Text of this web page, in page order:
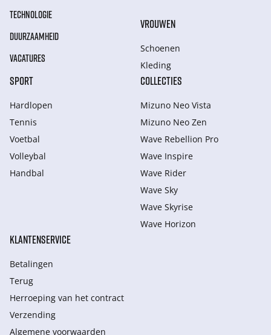
TECHNOLOGIE
DUURZAAMHEID
VACATURES
VROUWEN
Schoenen
Kleding
SPORT
Hardlopen
Tennis
Voetbal
Volleybal
Handbal
COLLECTIES
Mizuno Neo Vista
Mizuno Neo Zen
Wave Rebellion Pro
Wave Inspire
Wave Rider
Wave Sky
Wave Skyrise
Wave Horizon
KLANTENSERVICE
Betalingen
Terug
Herroeping van het contract
Verzending
Algemene voorwaarden